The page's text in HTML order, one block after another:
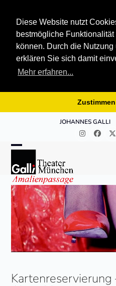
Diese Website nutzt
bestmögliche Funktionalität
können. Durch die
erklären Sie sich damit
Mehr erfahren...
Zustimmen
JOHANNES GALLI
Instagram
Open
mobile
menu
Close
mobile
menu
Kartenreservierung